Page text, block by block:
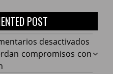
POST
desactivados
compromisos con